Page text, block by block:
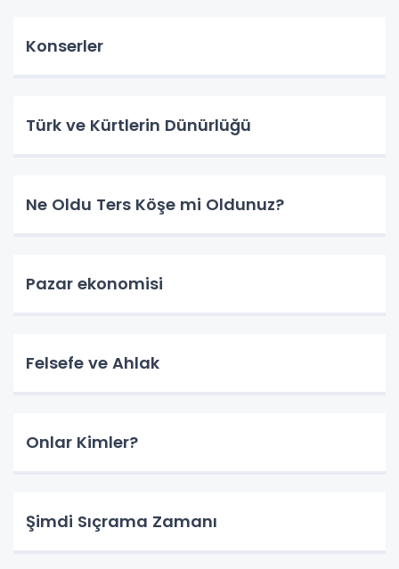
Konserler
Türk ve Kürtlerin Dünürlüğü
Ne Oldu Ters Köşe mi Oldunuz?
Pazar ekonomisi
Felsefe ve Ahlak
Onlar Kimler?
Şimdi Sıçrama Zamanı